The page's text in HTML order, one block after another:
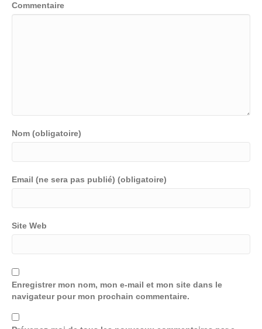
Commentaire
Nom (obligatoire)
Email (ne sera pas publié) (obligatoire)
Site Web
Enregistrer mon nom, mon e-mail et mon site dans le
navigateur pour mon prochain commentaire.